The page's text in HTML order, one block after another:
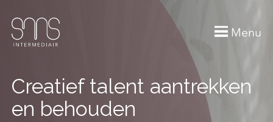
Menu
Creatief talent aantrekken
en behouden